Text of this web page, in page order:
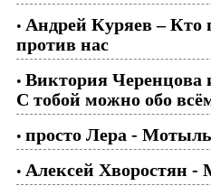
• Андрей Куряев – Кто
против нас
• Виктория
С тобой можно обо
• просто Лера -
• Алексей Хворостян -